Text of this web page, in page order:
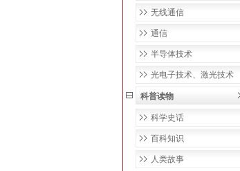
无线通信
通信
半导体技术
光电子技术、激光技术
科普读物
科学史话
百科知识
人类故事